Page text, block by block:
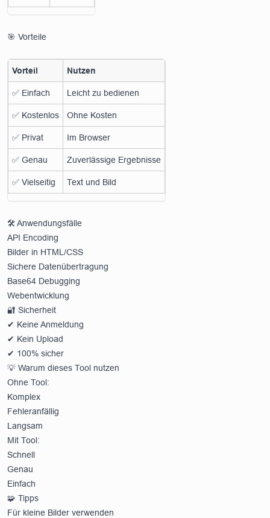
🎯 Vorteile
Vorteil Nutzen
✅ Einfach Leicht zu bedienen
✅ Kostenlos Ohne Kosten
✅ Privat Im Browser
✅ Genau Zuverlässige Ergebnisse
✅ Vielseitig Text und Bild
🛠️ Anwendungsfälle
API Encoding
Bilder in HTML/CSS
Sichere Datenübertragung
Base64 Debugging
Webentwicklung
🔐 Sicherheit
✔ Keine Anmeldung
✔ Kein Upload
✔ 100% sicher
💡 Warum dieses Tool nutzen
Ohne Tool:
Komplex
Fehleranfällig
Langsam
Mit Tool:
Schnell
Genau
Einfach
🧩 Tipps
Für kleine Bilder verwenden